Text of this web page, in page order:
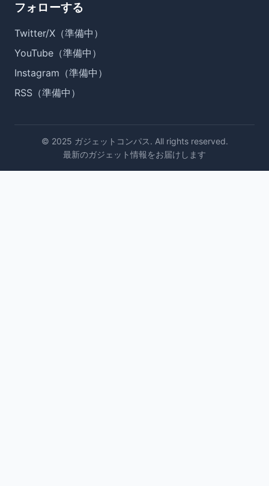
フォローする
Twitter/X（準備中）
YouTube（準備中）
Instagram（準備中）
RSS（準備中）
© 2025 ガジェットコンパス. All rights reserved.
最新のガジェット情報をお届けします